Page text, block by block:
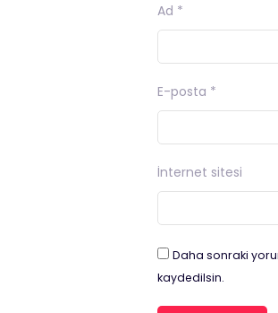
Ad *
E-posta *
İnternet sitesi
Daha sonraki
kaydedilsin.